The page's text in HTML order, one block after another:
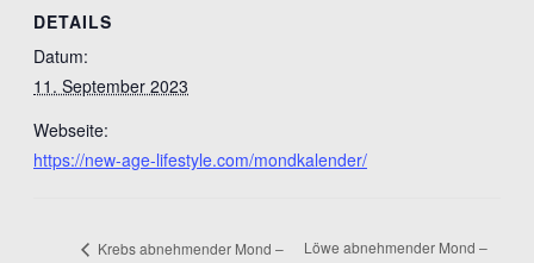
DETAILS
Datum:
11. September 2023
Webseite:
https://new-age-lifestyle.com/mondkalender/
Krebs abnehmender Mond –
Löwe abnehmender Mond –